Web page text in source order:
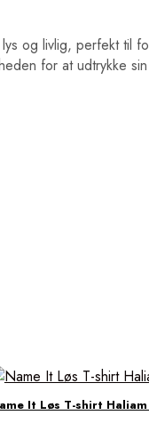
og livlig, perfekt til
for at udtrykke
It Løs T-shirt